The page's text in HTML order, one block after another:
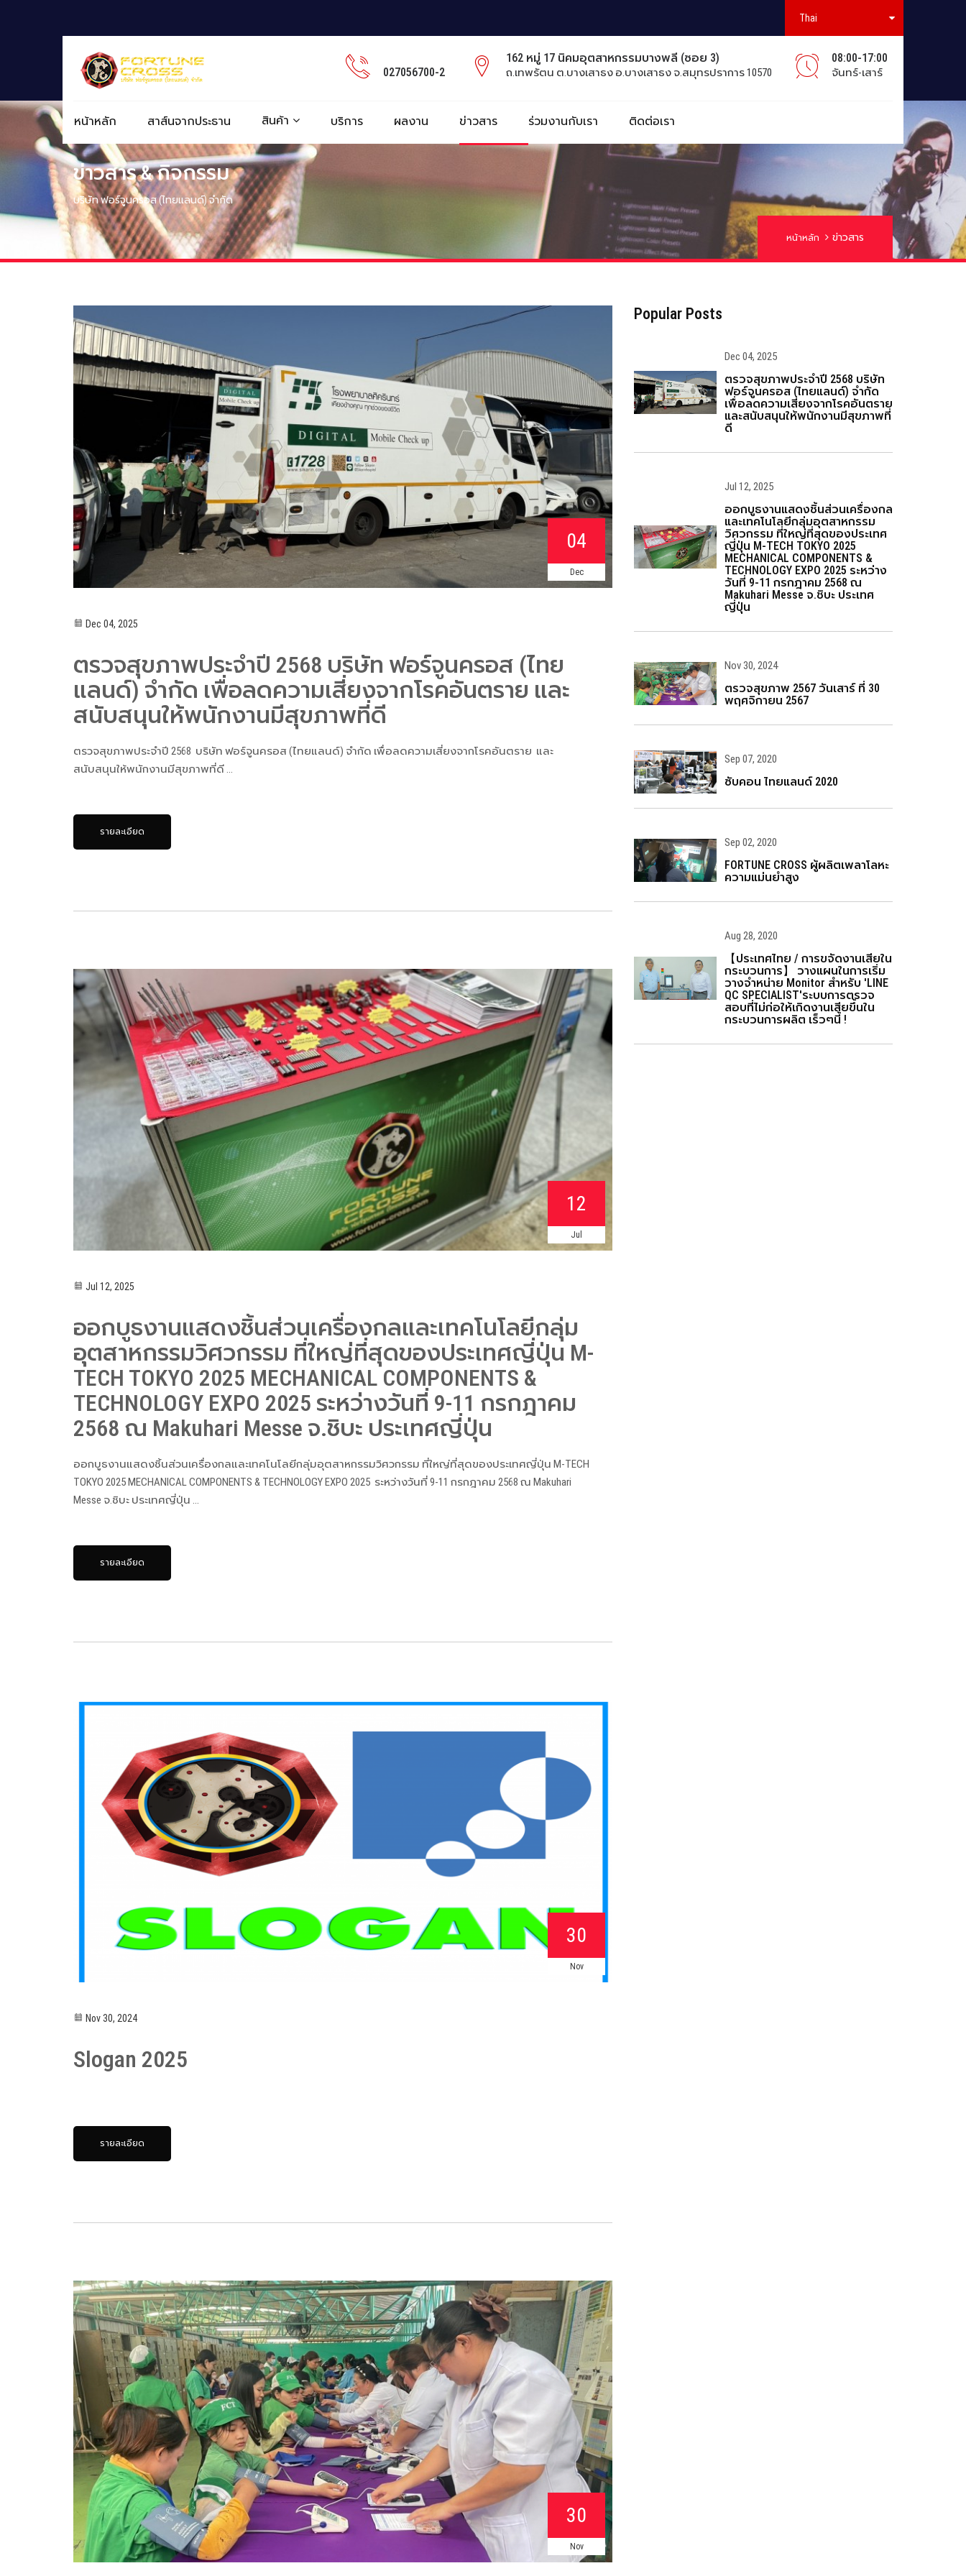
Thai
027056700-2
162 หมู่ 17 นิคมอุตสาหกรรมบางพลี (ซอย 3)
ถ.เทพรัตน ต.บางเสาธง อ.บางเสาธง จ.สมุทรปราการ 10570
08:00-17:00
จันทร์-เสาร์
หน้าหลัก สาส์นจากประธาน สินค้า บริการ ผลงาน ข่าวสาร ร่วมงานกับเรา ติดต่อเรา
ข่าวสาร & กิจกรรม
บริษัท ฟอร์จูนครอส (ไทยแลนด์) จำกัด
หน้าหลัก ข่าวสาร
04
Dec
Dec 04, 2025
ตรวจสุขภาพประจำปี 2568 บริษัท ฟอร์จูนครอส (ไทย
แลนด์) จำกัด เพื่อลดความเสี่ยงจากโรคอันตราย และ
สนับสนุนให้พนักงานมีสุขภาพที่ดี
ตรวจสุขภาพประจำปี 2568 บริษัท ฟอร์จูนครอส (ไทยแลนด์) จำกัด เพื่อลดความเสี่ยงจากโรคอันตราย และ
สนับสนุนให้พนักงานมีสุขภาพที่ดี ...
รายละเอียด
12
Jul
Jul 12, 2025
ออกบูธงานแสดงชิ้นส่วนเครื่องกลและเทคโนโลยีกลุ่ม
อุตสาหกรรมวิศวกรรม ที่ใหญ่ที่สุดของประเทศญี่ปุ่น M-
TECH TOKYO 2025 MECHANICAL COMPONENTS &
TECHNOLOGY EXPO 2025 ระหว่างวันที่ 9-11 กรกฎาคม
2568 ณ Makuhari Messe จ.ชิบะ ประเทศญี่ปุ่น
ออกบูธงานแสดงชิ้นส่วนเครื่องกลและเทคโนโลยีกลุ่มอุตสาหกรรมวิศวกรรม ที่ใหญ่ที่สุดของประเทศญี่ปุ่น M-TECH
TOKYO 2025 MECHANICAL COMPONENTS & TECHNOLOGY EXPO 2025 ระหว่างวันที่ 9-11 กรกฎาคม 2568 ณ Makuhari
Messe จ.ชิบะ ประเทศญี่ปุ่น ...
รายละเอียด
30
Nov
Nov 30, 2024
Slogan 2025
รายละเอียด
30
Nov
Popular Posts
Dec 04, 2025
ตรวจสุขภาพประจำปี 2568 บริษัท
ฟอร์จูนครอส (ไทยแลนด์) จำกัด
เพื่อลดความเสี่ยงจากโรคอันตราย
และสนับสนุนให้พนักงานมีสุขภาพที่
ดี
Jul 12, 2025
ออกบูธงานแสดงชิ้นส่วนเครื่องกล
และเทคโนโลยีกลุ่มอุตสาหกรรม
วิศวกรรม ที่ใหญ่ที่สุดของประเทศ
ญี่ปุ่น M-TECH TOKYO 2025
MECHANICAL COMPONENTS &
TECHNOLOGY EXPO 2025 ระหว่าง
วันที่ 9-11 กรกฎาคม 2568 ณ
Makuhari Messe จ.ชิบะ ประเทศ
ญี่ปุ่น
Nov 30, 2024
ตรวจสุขภาพ 2567 วันเสาร์ ที่ 30
พฤศจิกายน 2567
Sep 07, 2020
ซับคอน ไทยแลนด์ 2020
Sep 02, 2020
FORTUNE CROSS ผู้ผลิตเพลาโลหะ
ความแม่นยำสูง
Aug 28, 2020
【ประเทศไทย / การขจัดงานเสียใน
กระบวนการ】 วางแผนในการเริ่ม
วางจำหน่าย Monitor สำหรับ 'LINE
QC SPECIALIST'ระบบการตรวจ
สอบที่ไม่ก่อให้เกิดงานเสียขึ้นใน
กระบวนการผลิต เร็วๆนี้ !